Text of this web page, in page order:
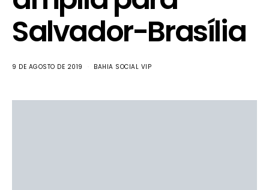
Salvador-Brasília
9 DE AGOSTO DE 2019 BAHIA SOCIAL VIP